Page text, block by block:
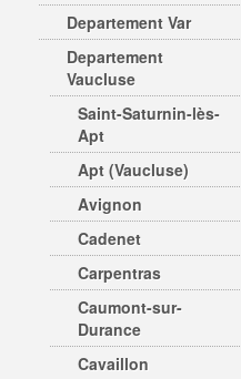
Departement Var
Departement
Vaucluse
Saint-Saturnin-lès-
Apt
Apt (Vaucluse)
Avignon
Cadenet
Carpentras
Caumont-sur-
Durance
Cavaillon